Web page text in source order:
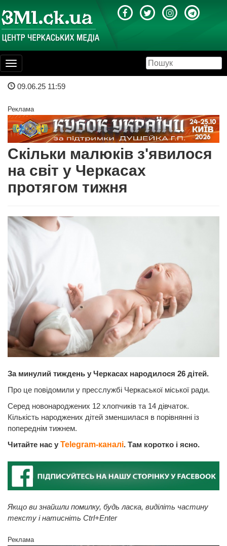
Toggle
navigation
09.06.25 11:59
Реклама
Скільки малюків з'явилося
на світ у Черкасах
протягом тижня
За минулий тиждень у Черкасах народилося 26 дітей.
Про це повідомили у пресслужбі Черкаської міської ради.
Серед новонароджених 12 хлопчиків та 14 дівчаток.
Кількість народжених дітей зменшилася в порівнянні із
попереднім тижнем.
Читайте нас у Telegram-каналі. Там коротко і ясно.
Якщо ви знайшли помилку, будь ласка, виділіть частину
тексту і натисніть Ctrl+Enter
Реклама